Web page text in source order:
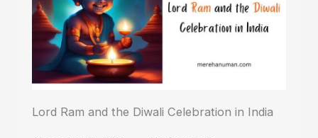
Lord Ram and the Diwali Celebration in India